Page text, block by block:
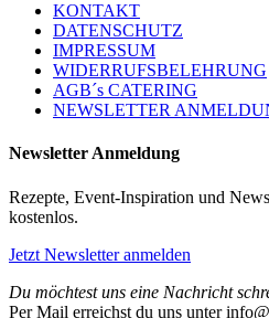
KONTAKT
DATENSCHUTZ
IMPRESSUM
WIDERRUFSBELEHRUNG
AGB´s CATERING
NEWSLETTER
Newsletter Anmeldung
Rezepte, Event-Inspiration und
kostenlos.
Jetzt Newsletter anmelden
Du möchtest uns eine Nachricht
Per Mail erreichst du uns unter